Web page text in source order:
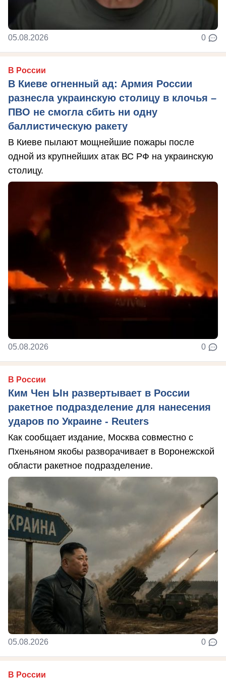
05.08.2026 0
В России
В Киеве огненный ад: Армия России
разнесла украинскую столицу в клочья –
ПВО не смогла сбить ни одну
баллистическую ракету
В Киеве пылают мощнейшие пожары после
одной из крупнейших атак ВС РФ на украинскую
столицу.
05.08.2026 0
В России
Ким Чен Ын развертывает в России
ракетное подразделение для нанесения
ударов по Украине - Reuters
Как сообщает издание, Москва совместно с
Пхеньяном якобы разворачивает в Воронежской
области ракетное подразделение.
05.08.2026 0
В России